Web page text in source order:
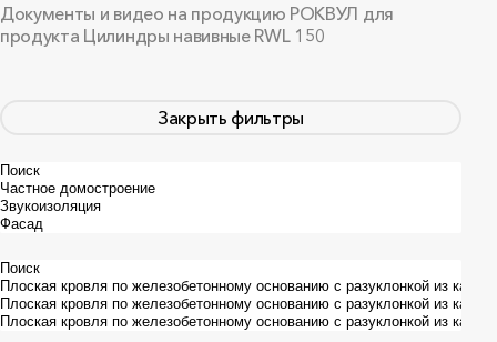
Документы и видео на продукцию РОКВУЛ для
продукта Цилиндры навивные RWL 150
Закрыть фильтры